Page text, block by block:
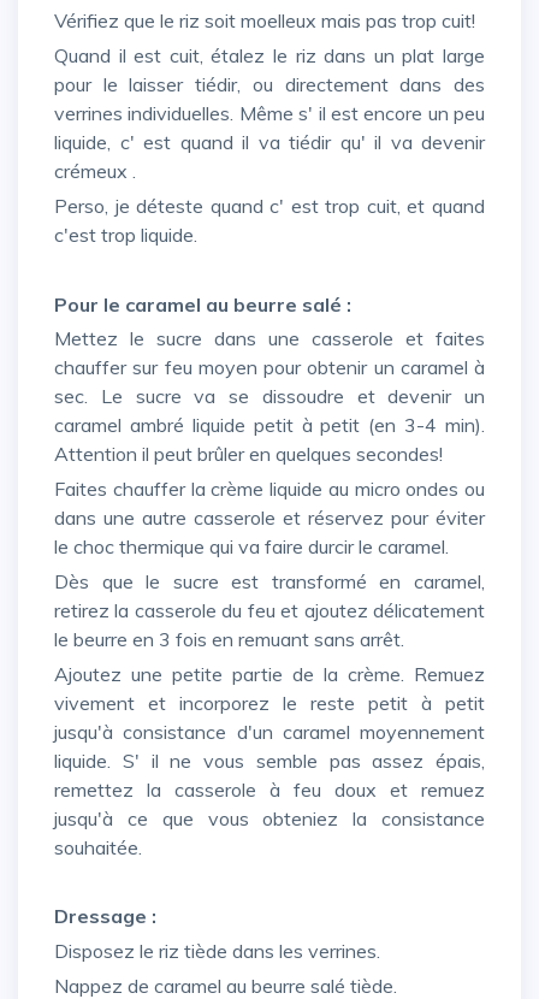
Vérifiez que le riz soit moelleux mais pas trop cuit!
Quand il est cuit, étalez le riz dans un plat large
pour le laisser tiédir, ou directement dans des
verrines individuelles. Même s' il est encore un peu
liquide, c' est quand il va tiédir qu' il va devenir
crémeux .
Perso, je déteste quand c' est trop cuit, et quand
c'est trop liquide.
Pour le caramel au beurre salé :
Mettez le sucre dans une casserole et faites
chauffer sur feu moyen pour obtenir un caramel à
sec. Le sucre va se dissoudre et devenir un
caramel ambré liquide petit à petit (en 3-4 min).
Attention il peut brûler en quelques secondes!
Faites chauffer la crème liquide au micro ondes ou
dans une autre casserole et réservez pour éviter
le choc thermique qui va faire durcir le caramel.
Dès que le sucre est transformé en caramel,
retirez la casserole du feu et ajoutez délicatement
le beurre en 3 fois en remuant sans arrêt.
Ajoutez une petite partie de la crème. Remuez
vivement et incorporez le reste petit à petit
jusqu'à consistance d'un caramel moyennement
liquide. S' il ne vous semble pas assez épais,
remettez la casserole à feu doux et remuez
jusqu'à ce que vous obteniez la consistance
souhaitée.
Dressage :
Disposez le riz tiède dans les verrines.
Nappez de caramel au beurre salé tiède.